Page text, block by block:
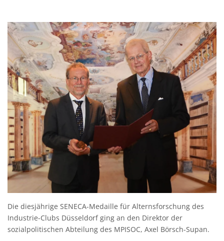
Die diesjährige SENECA-Medaille für Alternsforschung des
Industrie-Clubs Düsseldorf ging an den Direktor der
sozialpolitischen Abteilung des MPISOC, Axel Börsch-Supan.